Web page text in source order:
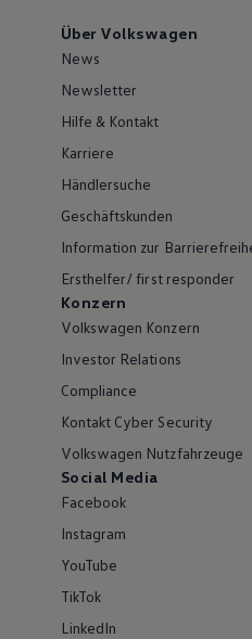
Über Volkswagen
News
Newsletter
Hilfe & Kontakt
Karriere
Händlersuche
Geschäftskunden
Information zur
Ersthelfer/ first responder
Konzern
Volkswagen Konzern
Investor Relations
Compliance
Kontakt Cyber Security
Volkswagen Nutzfahrzeuge
Social Media
Facebook
Instagram
YouTube
TikTok
LinkedIn